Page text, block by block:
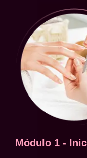
Módulo 1 -